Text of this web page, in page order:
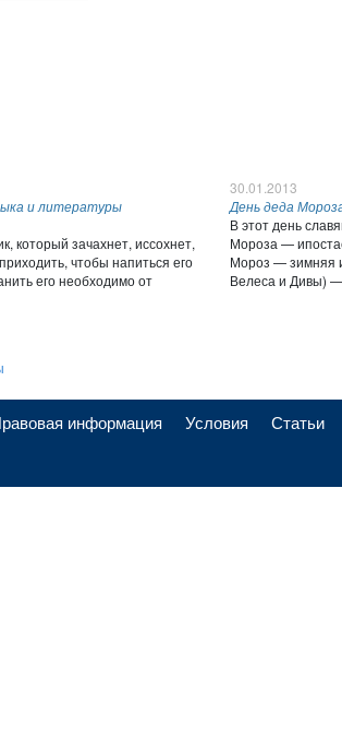
и литературы
который зачахнет, иссохнет,
чтобы напиться его
его необходимо от
30.01.2013
День деда
В этот день
Мороза —
Мороз — зимняя
Велеса и Дивы)
информация Условия Статьи